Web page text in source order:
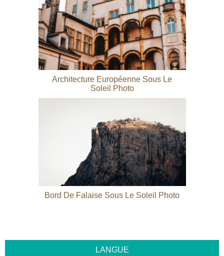
Architecture Européenne Sous Le
Soleil Photo
Bord De Falaise Sous Le Soleil Photo